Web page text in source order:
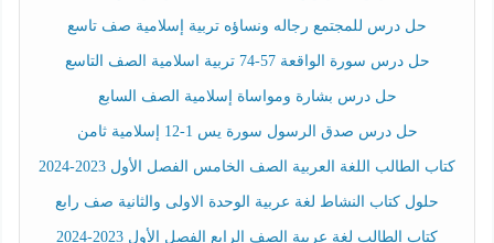
حل درس للمجتمع رجاله ونساؤه تربية إسلامية صف تاسع
حل درس سورة الواقعة 57-74 تربية اسلامية الصف التاسع
حل درس بشارة ومواساة إسلامية الصف السابع
حل درس صدق الرسول سورة يس 1-12 إسلامية ثامن
كتاب الطالب اللغة العربية الصف الخامس الفصل الأول 2023-2024
حلول كتاب النشاط لغة عربية الوحدة الاولى والثانية صف رابع
كتاب الطالب لغة عربية الصف الرابع الفصل الأول 2023-2024